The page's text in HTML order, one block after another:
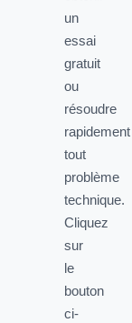
un
essai
gratuit
ou
résoudre
rapidement
tout
problème
technique.
Cliquez
sur
le
bouton
ci-